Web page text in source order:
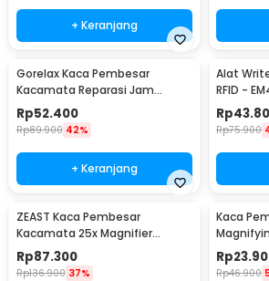
+ Keranjang
Gorelax Kaca Pembesar
Kacamata Reparasi Jam
Magnifier with 2 LED 20X -
9892A
Rp52.400
Rp89.900 42%
+ Keranjang
Alat
RFID -
Rp
Rp75.900
ZEAST Kaca Pembesar
Kacamata 25x Magnifier
dengan 2 LED - 9892GJ
Rp87.300
Rp136.900 37%
Kaca
35mm
Rp
Rp46.900